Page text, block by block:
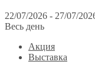
22/07/2026 - 27/07/
Весь день
Акция
Выставка